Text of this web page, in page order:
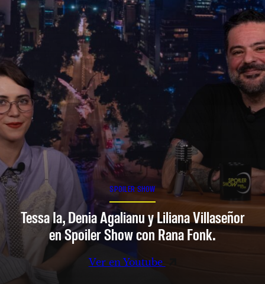
SPOILER SHOW
Tessa Ia, Denia Agalianu y Liliana Villaseñor
en Spoiler Show con Rana Fonk.
Ver en Youtube